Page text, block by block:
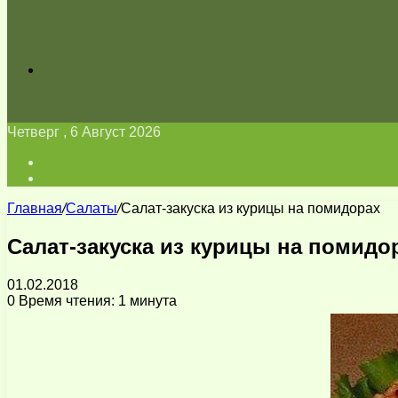
Четверг , 6 Август 2026
Главная/Салаты/Салат-закуска из курицы на помидорах
Салат-закуска из курицы на
01.02.2018
0 Время чтения: 1 минута